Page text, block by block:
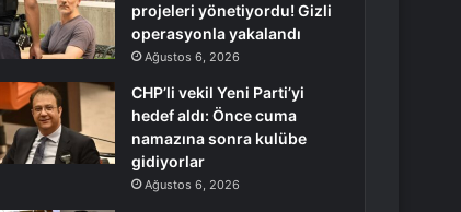
projeleri yönetiyordu! Gizli
operasyonla yakalandı
Ağustos 6, 2026
CHP’li vekil Yeni Parti’yi
hedef aldı: Önce cuma
namazına sonra kulübe
gidiyorlar
Ağustos 6, 2026